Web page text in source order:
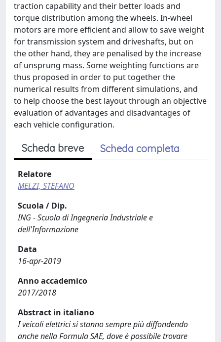
traction capability and their better loads and
torque distribution among the wheels. In-wheel
motors are more efficient and allow to save weight
for transmission system and driveshafts, but on
the other hand, they are penalised by the increase
of unsprung mass. Some weighting functions are
thus proposed in order to put together the
numerical results from different simulations, and
to help choose the best layout through an objective
evaluation of advantages and disadvantages of
each vehicle configuration.
Scheda breve Scheda completa
Relatore
MELZI, STEFANO
Scuola / Dip.
ING - Scuola di Ingegneria Industriale e
dell'Informazione
Data
16-apr-2019
Anno accademico
2017/2018
Abstract in italiano
I veicoli elettrici si stanno sempre più diffondendo
anche nella Formula SAE, dove è possibile trovare